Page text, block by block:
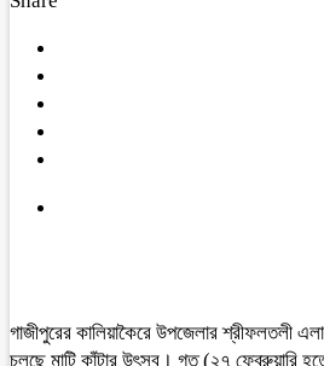
গাজীপুরের কালিয়াকৈরে উপজেলার শ্রীফলতলী
চলছে মাটি কাঁটার উৎসব। গত (২৭ ফেব্রুয়ারি